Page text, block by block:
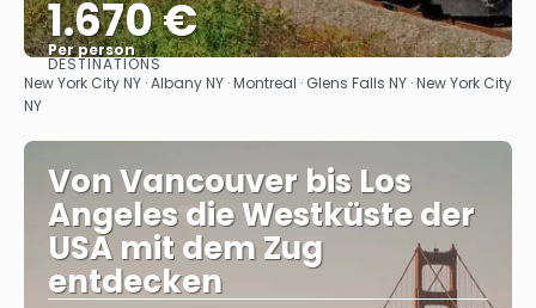
1.670 €
Per person
See
DESTINATIONS
New York City NY · Albany NY · Montreal · Glens Falls NY · New York City
NY
Von Vancouver bis Los
Angeles die Westküste der
USA mit dem Zug
entdecken